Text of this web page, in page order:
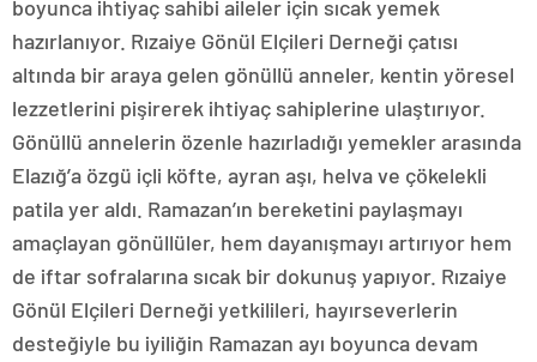
boyunca ihtiyaç sahibi aileler için sıcak yemek
hazırlanıyor. Rızaiye Gönül Elçileri Derneği çatısı
altında bir araya gelen gönüllü anneler, kentin yöresel
lezzetlerini pişirerek ihtiyaç sahiplerine ulaştırıyor.
Gönüllü annelerin özenle hazırladığı yemekler arasında
Elazığ’a özgü içli köfte, ayran aşı, helva ve çökelekli
patila yer aldı. Ramazan’ın bereketini paylaşmayı
amaçlayan gönüllüler, hem dayanışmayı artırıyor hem
de iftar sofralarına sıcak bir dokunuş yapıyor. Rızaiye
Gönül Elçileri Derneği yetkilileri, hayırseverlerin
desteğiyle bu iyiliğin Ramazan ayı boyunca devam